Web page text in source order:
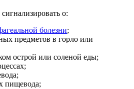
о:
болезни;
предметов в горло или
острой или соленой еды;
пищевода;